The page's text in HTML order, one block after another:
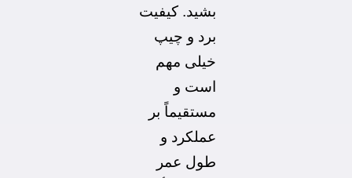
بشید. کیفیت
برد و چیپ
خیلی مهم
است و
مستقیماً بر
عملکرد و
طول عمر